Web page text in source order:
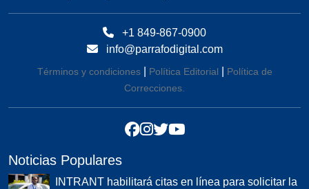
+1 849-867-0900
info@parrafodigital.com
Términos y condiciones| Política Editorial
Política de
Correcciones.
Noticias Populares
INTRANT habilitará citas en línea para solicitar la